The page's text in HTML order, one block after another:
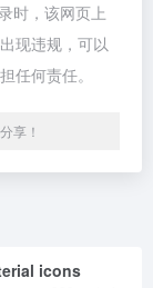
时，该网页上
现违规，可以
任何责任。
享！
icons